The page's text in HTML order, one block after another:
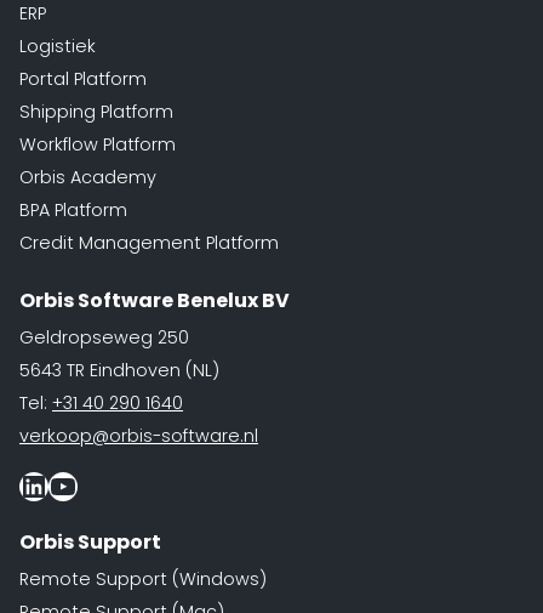
ERP
Logistiek
Portal Platform
Shipping Platform
Workflow Platform
Orbis Academy
BPA Platform
Credit Management Platform
Orbis Software Benelux BV
Geldropseweg 250
5643 TR Eindhoven (NL)
Tel: +31 40 290 1640
verkoop@orbis-software.nl
LinkedIn
Youtube
Orbis Support
Remote Support (Windows)